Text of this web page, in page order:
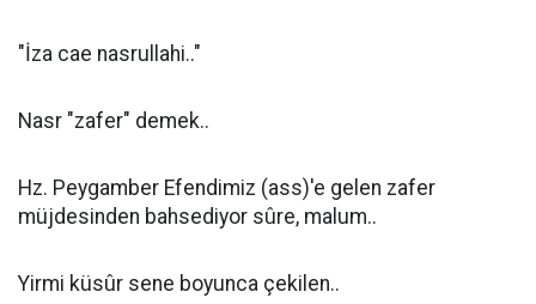
"İza cae nasrullahi.."
Nasr "zafer" demek..
Hz. Peygamber Efendimiz (ass)'e gelen zafer
müjdesinden bahsediyor sûre, malum..
Yirmi küsûr sene boyunca çekilen..